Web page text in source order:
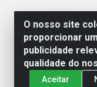
O nosso site
proporcionar
publicidade
qualidade do
Aceitar